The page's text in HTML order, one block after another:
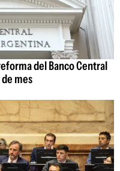
del Banco Central
mes